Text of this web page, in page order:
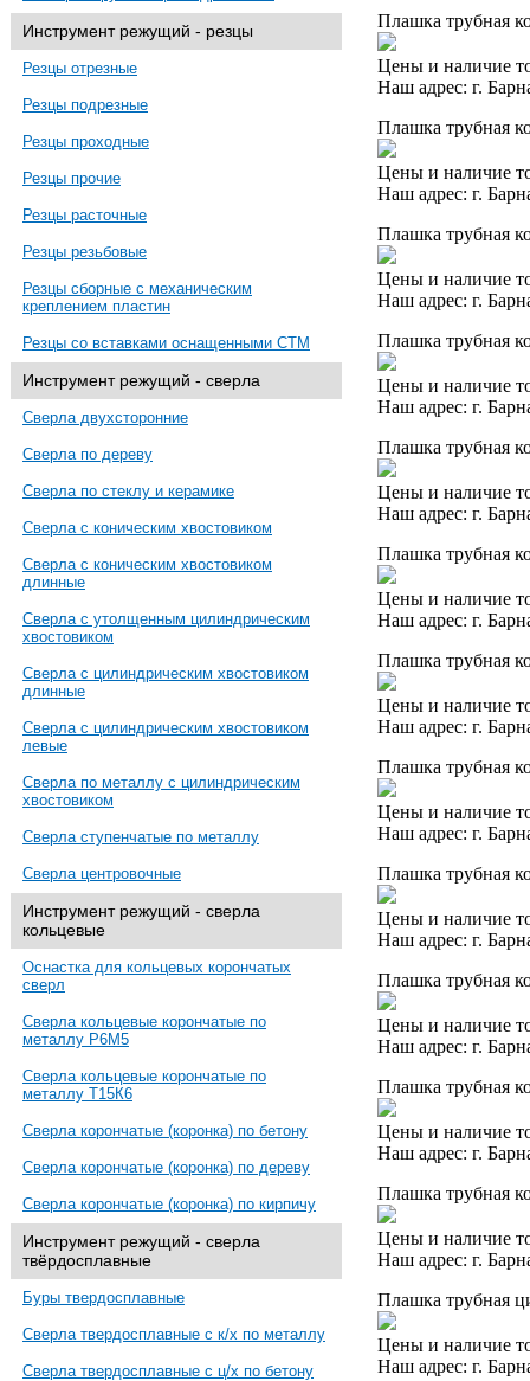
Инструмент режущий - резцы
Резцы отрезные
Резцы подрезные
Резцы проходные
Резцы прочие
Резцы расточные
Резцы резьбовые
Резцы сборные с механическим
креплением пластин
Резцы со вставками оснащенными СТМ
Инструмент режущий - сверла
Сверла двухсторонние
Сверла по дереву
Сверла по стеклу и керамике
Сверла с коническим хвостовиком
Сверла с коническим хвостовиком
длинные
Сверла с утолщенным цилиндрическим
хвостовиком
Сверла с цилиндрическим хвостовиком
длинные
Сверла с цилиндрическим хвостовиком
левые
Сверла по металлу с цилиндрическим
хвостовиком
Сверла ступенчатые по металлу
Сверла центровочные
Инструмент режущий - сверла
кольцевые
Оснастка для кольцевых корончатых
сверл
Сверла кольцевые корончатые по
металлу Р6М5
Сверла кольцевые корончатые по
металлу Т15К6
Сверла корончатые (коронка) по бетону
Сверла корончатые (коронка) по дереву
Сверла корончатые (коронка) по кирпичу
Инструмент режущий - сверла
твёрдосплавные
Буры твердосплавные
Сверла твердосплавные с к/х по металлу
Сверла твердосплавные с ц/х по бетону
Плашка трубная
Цены и наличие
Наш адрес: г.
Плашка трубная
Цены и наличие
Наш адрес: г.
Плашка трубная
Цены и наличие
Наш адрес: г.
Плашка трубная
Цены и наличие
Наш адрес: г.
Плашка трубная
Цены и наличие
Наш адрес: г.
Плашка трубная
Цены и наличие
Наш адрес: г.
Плашка трубная
Цены и наличие
Наш адрес: г.
Плашка трубная
Цены и наличие
Наш адрес: г.
Плашка трубная
Цены и наличие
Наш адрес: г.
Плашка трубная
Цены и наличие
Наш адрес: г.
Плашка трубная
Цены и наличие
Наш адрес: г.
Плашка трубная
Цены и наличие
Наш адрес: г.
Плашка трубная
Цены и наличие
Наш адрес: г.